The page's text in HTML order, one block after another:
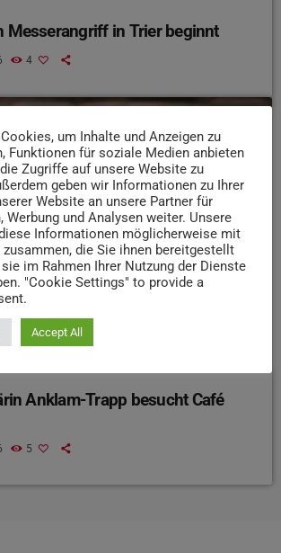
Messerangriff in Trier beginnt
4
insert_link
Anklam-Trapp besucht Café
5
um Inhalte und Anzeigen zu
Funktionen für soziale Medien anbieten
Zugriffe auf unsere Website zu
geben wir Informationen zu Ihrer
Website an unsere Partner für
Werbung und Analysen weiter. Unsere
Informationen möglicherweise mit
die Sie ihnen bereitgestellt
im Rahmen Ihrer Nutzung der Dienste
"Cookie Settings" to provide a
Accept All